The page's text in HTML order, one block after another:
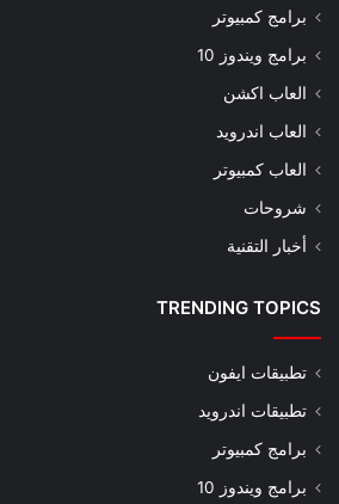
برامج كمبيوتر
برامج ويندوز 10
العاب اكشن
العاب اندرويد
العاب كمبيوتر
شروحات
أخبار التقنية
TRENDING TOPICS
تطبيقات ايفون
تطبيقات اندرويد
برامج كمبيوتر
برامج ويندوز 10